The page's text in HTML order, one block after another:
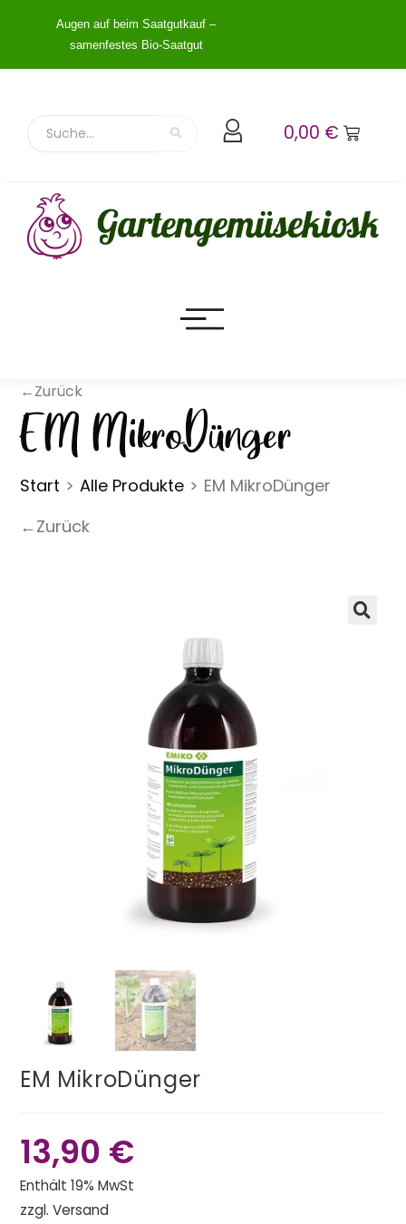
Augen auf beim Saatgutkauf –
samenfestes Bio-Saatgut
0,00 €
EM MikroDünger
Start > Alle Produkte > EM MikroDünger
←Zurück
EM MikroDünger
13,90 €
Enthält 19% MwSt
zzgl.Versand
←Zurück